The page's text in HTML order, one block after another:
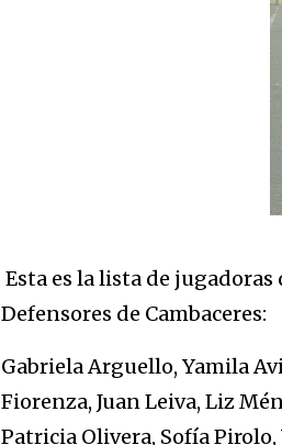
Esta es la lista de
Defensores de Cambaceres:
Gabriela Arguello, Yamila
Fiorenza, Juan Leiva, Liz
Patricia Olivera, Sofía Pirolo,